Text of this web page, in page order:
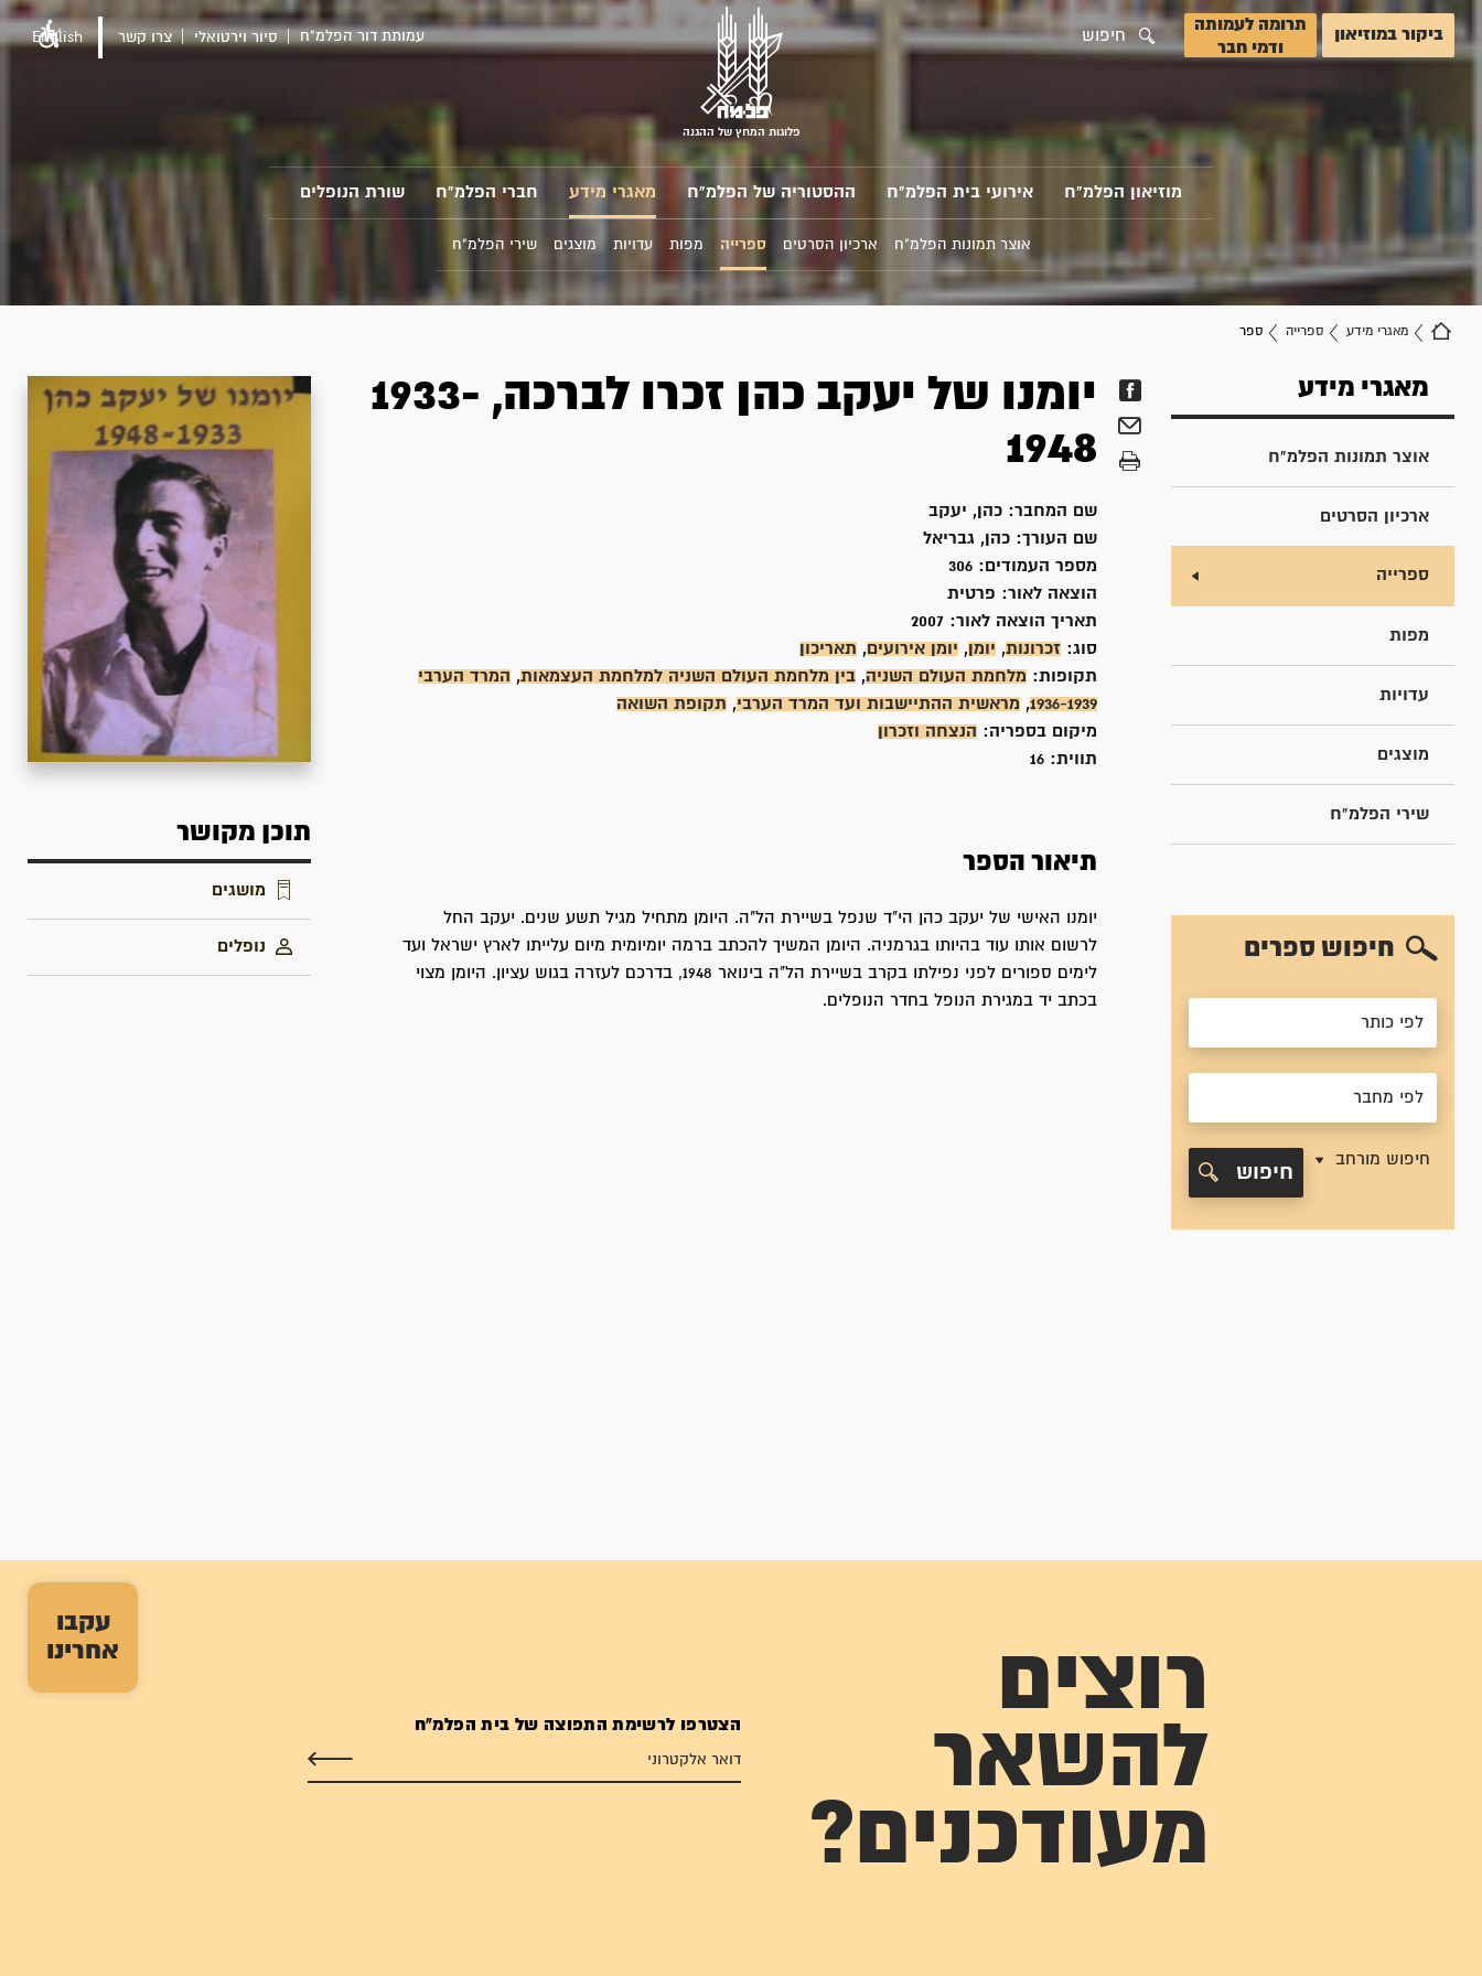
עקבו
אחרינו
ביקור במוזיאון
תרומה לעמותה
ודמי חבר
חיפוש
פלוגות המחץ של ההגנה
עמותת דור הפלמ"ח סיור וירטואלי צרו קשר English
מוזיאון הפלמ"ח אירועי בית הפלמ"ח ההסטוריה של הפלמ"ח מאגרי מידע חברי הפלמ"ח שורת הנופלים
אוצר תמונות הפלמ"ח ארכיון הסרטים ספרייה מפות עדויות מוצגים שירי הפלמ"ח
מאגרי מידע ספרייה ספר
מאגרי מידע
אוצר תמונות הפלמ"ח
ארכיון הסרטים
ספרייה
מפות
עדויות
מוצגים
שירי הפלמ"ח
חיפוש ספרים
חיפוש מורחב
חיפוש
יומנו של יעקב כהן זכרו לברכה, 1933-
1948
שם המחבר: כהן, יעקב
שם העורך: כהן, גבריאל
מספר העמודים: 306
הוצאה לאור: פרטית
תאריך הוצאה לאור:
סוג: זכרונות, יומן, יומן אירועים, תאריכון
תקופות: מלחמת העולם השניה, בין מלחמת העולם השניה למלחמת העצמאות, המרד הערבי
1936-1939
, מראשית ההתיישבות ועד המרד הערבי, תקופת השואה
מיקום בספריה: הנצחה וזכרון
תווית: 16
תיאור הספר
יומנו האישי של יעקב כהן הי"ד שנפל בשיירת הל"ה. היומן מתחיל מגיל תשע שנים. יעקב החל
לרשום אותו עוד בהיותו בגרמניה. היומן המשיך להכתב ברמה יומיומית מיום עלייתו לארץ ישראל ועד
לימים ספורים לפני נפילתו בקרב בשיירת הל"ה בינואר 1948, בדרכם לעזרה בגוש עציון. היומן מצוי
בכתב יד במגירת הנופל בחדר הנופלים.
תוכן מקושר
מושגים
נופלים
רוצים
להשאר
מעודכנים?
הצטרפו לרשימת התפוצה של בית הפלמ"ח